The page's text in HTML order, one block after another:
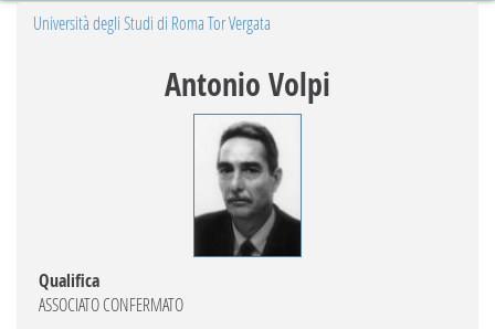
Università degli Studi di Roma Tor Vergata
Antonio Volpi
Qualifica
ASSOCIATO CONFERMATO